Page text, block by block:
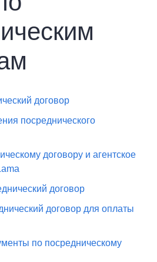
договор
посреднического
договору и агентское
договор
договор для оплаты
по посредническому